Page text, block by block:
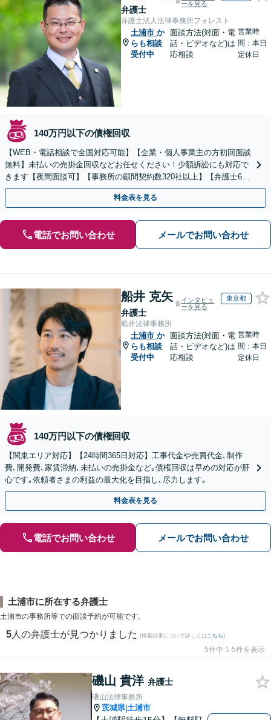
弁護士
ーを見る
弁護士法人法律事務所フォレスト
土浦市 か
らも相談
受付中
面談方法(対面・電
話・ビデオなど)は
応相談
営業時
間：本日
定休日
140万円以下の債権回収
【WEB・電話相談で全国対応可能】【企業・個人事業主の方初回面談
無料】未払いの売掛金回収などお任せください！少額訴訟にも対応で
きます【夜間面談可】【事務所の顧問契約数320社以上】【弁護士6人
在籍&専門家顧問がフルサポート】
料金表を見る
電話でお問い合わせ メールでお問い合わせ
船井 克矢
弁護士
インタビュ
ーを見る
東京都
船井法律事務所
土浦市 か
らも相談
受付中
面談方法(対面・電
話・ビデオなど)は
応相談
営業時
間：本日
定休日
140万円以下の債権回収
【関東エリア対応】【24時間365日対応】工事代金や売買代金､制作
費､開発費､家賃滞納､未払いの売掛金など｡債権回収は早めの対応が肝
心です｡依頼者さまの利益の最大化を目指し､尽力します｡
料金表を見る
電話でお問い合わせ メールでお問い合わせ
土浦市に所在する弁護士
土浦市の事務所等での面談予約が可能です。
5 人の弁護士が見つかりました (検索結果について詳しくは こちら)
5件中 1-5件を表示
磯山 貴洋 弁護士
磯山法律事務所
茨城県|土浦市